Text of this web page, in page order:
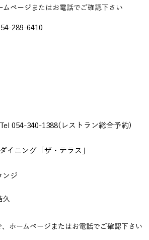
ページまたはお電話でご確認下さい​
289-6410
Tel 054-340-1388(レストラン総合予約)
イニング「ザ・テラス」
ウンジ
結久
ホームページまたはお電話でご確認下さい​